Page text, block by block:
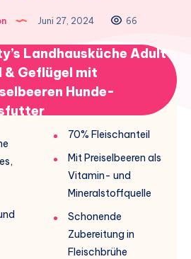
Juni 27, 2024 66
Landhausküche Adult
& Geflügel mit
Hunde-
70% Fleischanteil
Mit Preiselbeeren als
Vitamin- und
Mineralstoffquelle
Schonende
Zubereitung in
Fleischbrühe